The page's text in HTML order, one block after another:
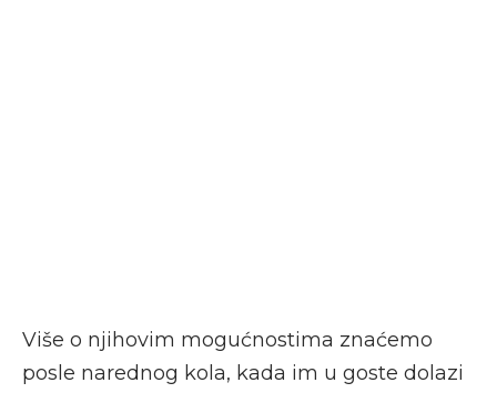
Više o njihovim mogućnostima znaćemo
posle narednog kola, kada im u goste dolazi